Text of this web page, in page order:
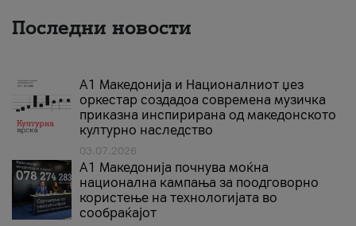
Последни новости
А1 Македонија и Националниот џез
оркестар создадоа современа музичка
приказна инспирирана од македонското
културно наследство
03.07.2026
A1 Македонија почнува моќна
национална кампања за поодговорно
користење на технологијата во
сообраќајот